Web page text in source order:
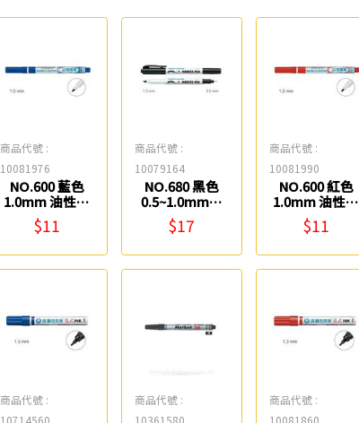
商品代號 :
10081976
NO.600 藍色
1.0mm 油性細
$11
商品代號 :
10079164
NO.680 黑色
0.5~1.0mm油
性雙頭奇異筆
雄獅
$17
商品代號 :
10081990
NO.600 紅色
1.0mm 油性細
$11
商品代號 :
10714560
商品代號 :
10361580
商品代號 :
10081860